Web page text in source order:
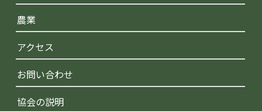
農業
アクセス
お問い合わせ
協会の説明